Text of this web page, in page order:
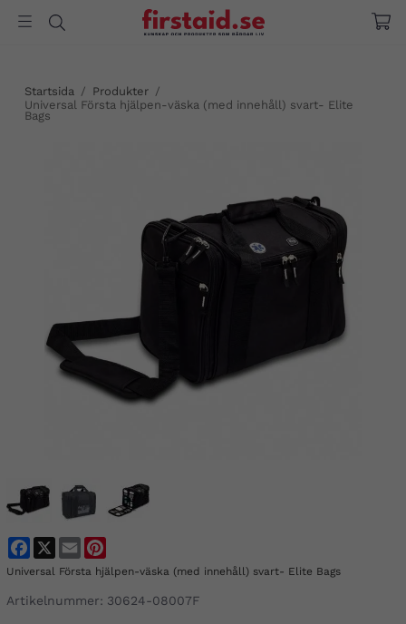
Startsida / Produkter /
Universal Första hjälpen-väska (med innehåll) svart- Elite
Bags
FacebookEmail
Universal Första hjälpen-väska (med innehåll) svart- Elite Bags
Artikelnummer: 30624-08007F